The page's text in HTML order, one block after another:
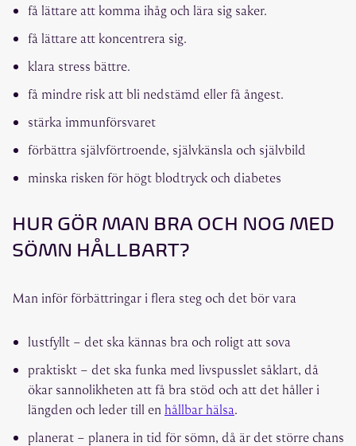
få lättare att komma ihåg och lära sig saker.
få lättare att koncentrera sig.
klara stress bättre.
få mindre risk att bli nedstämd eller få ångest.
stärka immunförsvaret
förbättra självförtroende, självkänsla och självbild
minska risken för högt blodtryck och diabetes
HUR GÖR MAN BRA OCH NOG MED
SÖMN HÅLLBART?
Man inför förbättringar i flera steg och det bör vara
lustfyllt – det ska kännas bra och roligt att sova
praktiskt – det ska funka med livspusslet såklart, då
ökar sannolikheten att få bra stöd och att det håller i
längden och leder till en hållbar hälsa.
planerat – planera in tid för sömn, då är det större chans